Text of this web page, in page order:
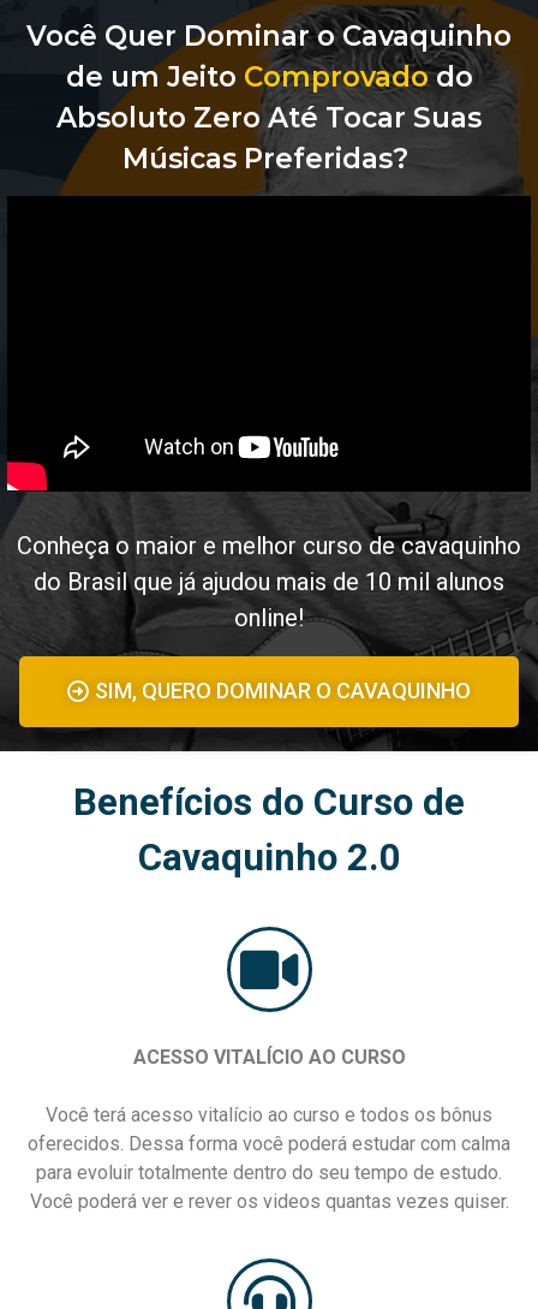
Você Quer Dominar o Cavaquinho
de um Jeito Comprovadodo
Absoluto Zero Até Tocar Suas
Músicas Preferidas?
Conheça o maior e melhor curso de cavaquinho
do Brasil que já ajudou mais de 10 mil alunos
online!
SIM, QUERO DOMINAR O CAVAQUINHO
Benefícios do Curso de
Cavaquinho 2.0
ACESSO VITALÍCIO AO CURSO
Você terá acesso vitalício ao curso e todos os bônus
oferecidos. Dessa forma você poderá estudar com calma
para evoluir totalmente dentro do seu tempo de estudo.
Você poderá ver e rever os videos quantas vezes quiser.